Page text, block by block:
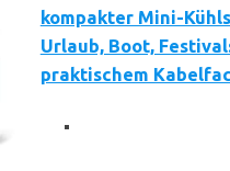
kompakter Mini-
Urlaub, Boot,
praktischem